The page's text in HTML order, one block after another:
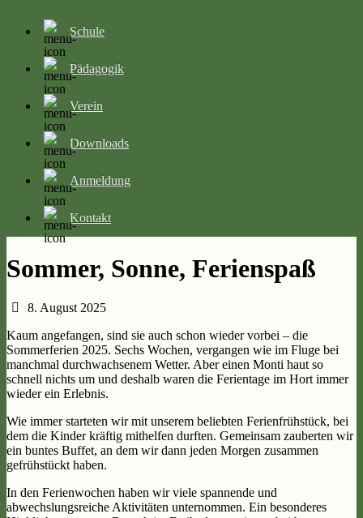
Schule
Pädagogik
Verein
Downloads
Anmeldung
Kontakt
Sommer, Sonne, Ferienspaß
8. August 2025
Kaum angefangen, sind sie auch schon wieder vorbei – die
Sommerferien 2025. Sechs Wochen, vergangen wie im Fluge bei
manchmal durchwachsenem Wetter. Aber einen Monti haut so
schnell nichts um und deshalb waren die Ferientage im Hort immer
wieder ein Erlebnis.
Wie immer starteten wir mit unserem beliebten Ferienfrühstück, bei
dem die Kinder kräftig mithelfen durften. Gemeinsam zauberten wir
ein buntes Buffet, an dem wir dann jeden Morgen zusammen
gefrühstückt haben.
In den Ferienwochen haben wir viele spannende und
abwechslungsreiche Aktivitäten unternommen. Ein besonderes